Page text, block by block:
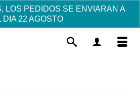
LOS PEDIDOS SE ENVIARAN A
DIA 22 AGOSTO